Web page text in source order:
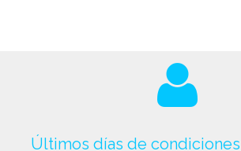
Últimos días de